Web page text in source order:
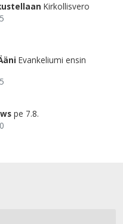
Kirkollisvero
Evankeliumi ensin
pe 7.8.